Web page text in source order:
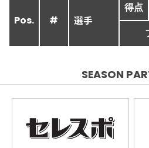
Pos. # 選手
得点
SEASON